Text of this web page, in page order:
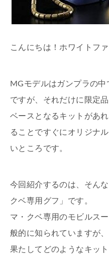
こんにちは！ホワイトフ
MGモデルはガンプラの
ですが、それだけに限定
ベースとなるキットがあ
ることですぐにオリジナ
いところです。
今回紹介するのは、そん
クベ専用グフ」です。
マ・クベ専用のモビルス
般的に知られていますが
果たしてどのようなキッ